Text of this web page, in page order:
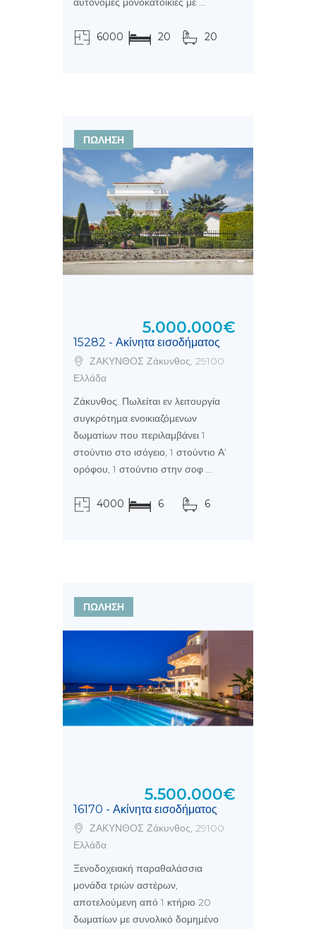
6000 20 20
ΠΩΛΗΣΗ
15282 - Ακίνητα εισοδήματος
5.000.000€
ΖΑΚΥΝΘΟΣ Ζάκυνθος, 29100
Ελλάδα
Ζάκυνθος. Πωλείται εν λειτουργία
συγκρότημα ενοικιαζόμενων
δωματίων που περιλαμβάνει 1
στούντιο στο ισόγειο, 1 στούντιο Α’
ορόφου, 1 στούντιο στην σοφ ...
4000 6 6
ΠΩΛΗΣΗ
16170 - Ακίνητα εισοδήματος
5.500.000€
ΖΑΚΥΝΘΟΣ Ζάκυνθος, 29100
Ελλάδα
Ξενοδοχειακή παραθαλάσσια
μονάδα τριών αστέρων,
αποτελούμενη από 1 κτήριο 20
δωματίων με συνολικό δομημένο